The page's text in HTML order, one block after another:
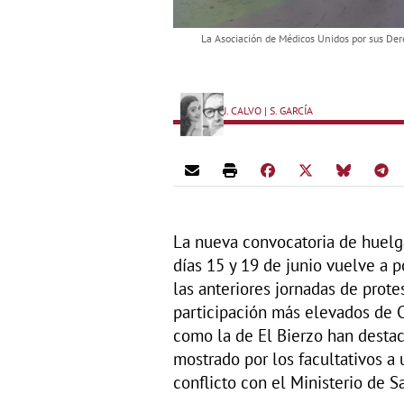
La Asociación de Médicos Unidos por sus
J. CALVO | S. GARCÍA
La nueva convocatoria de
días 15 y 19 de junio vuelve a
las anteriores jornadas de
participación más elevados de
como la de El Bierzo han
mostrado por los facultativos
conflicto con el Ministerio de